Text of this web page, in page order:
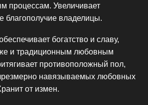
процессам. Увеличивает
благополучие владелицы.
богатство и славу,
и традиционным любовным
противоположный пол,
навязываемых любовных
от измен.